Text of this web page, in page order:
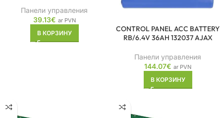
Панели управления
39.13€ ar PVN
В КОРЗИНУ
CONTROL PANEL ACC BATTERY
RB/6.4V 36AH 132037 AJAX
Панели управления
144.07€ ar PVN
В КОРЗИНУ